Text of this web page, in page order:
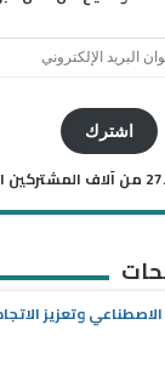
اشترك
وتعزيز